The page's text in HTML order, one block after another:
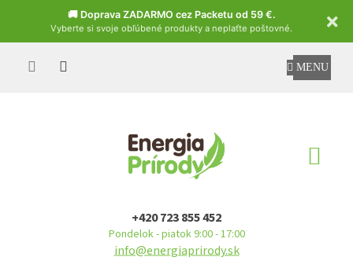
🚚 Doprava ZADARMO cez Packetu od 59 €.
Vyberte si svoje obľúbené produkty a neplaťte poštovné.
Czech
+420 723 855 452
Pondelok - piatok 9:00 - 17:00
info@energiaprirody.sk